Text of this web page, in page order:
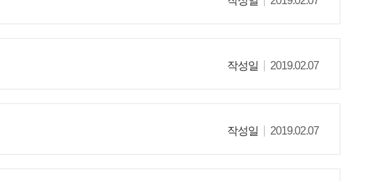
작성일 2019.02.07
작성일 2019.02.07